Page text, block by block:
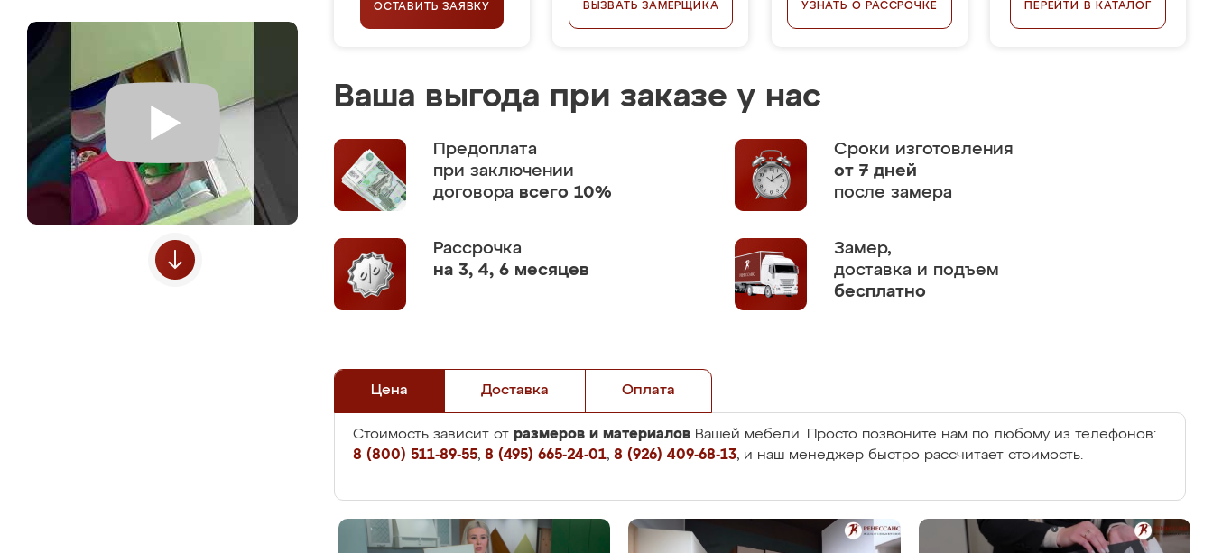
ОСТАВИТЬ ЗАЯВКУ ВЫЗВАТЬ ЗАМЕРЩИКА УЗНАТЬ О РАССРОЧКЕ ПЕРЕЙТИ В КАТАЛОГ
Ваша выгода при заказе у нас
Предоплата
при заключении
договора всего 10%
Сроки изготовления
от 7 дней
после замера
Рассрочка
на 3, 4, 6 месяцев
Замер,
доставка и подъем
бесплатно
Цена Доставка Оплата
Стоимость зависит от размеров и материалов Вашей мебели. Просто позвоните нам по любому из телефонов:
8 (800) 511-89-55, 8 (495) 665-24-01, 8 (926) 409-68-13, и наш менеджер быстро рассчитает стоимость.